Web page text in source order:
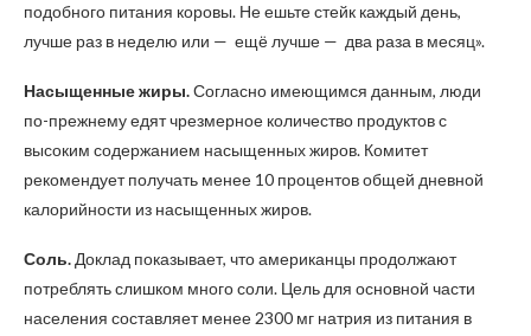
подобного питания коровы. Не ешьте стейк каждый день,
лучше раз в неделю или — ещё лучше — два раза в месяц».
Насыщенные жиры.Согласно имеющимся данным, люди
по-прежнему едят чрезмерное количество продуктов с
высоким содержанием насыщенных жиров. Комитет
рекомендует получать менее 10 процентов общей дневной
калорийности из насыщенных жиров.
Соль.Доклад показывает, что американцы продолжают
потреблять слишком много соли. Цель для основной части
населения составляет менее 2300 мг натрия из питания в